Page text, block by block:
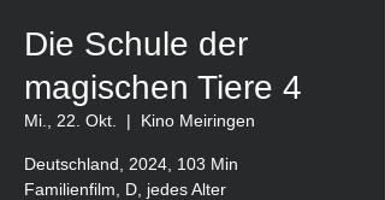
Die Schule der
magischen Tiere 4
Mi., 22. Okt.
  |
Kino Meiringen
Deutschland, 2024, 103 Min
Familienfilm, D, jedes Alter